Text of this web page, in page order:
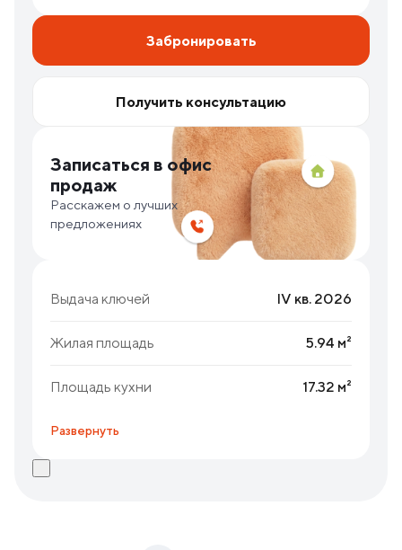
Забронировать
Получить консультацию
Записаться в офис
продаж
Расскажем о лучших
предложениях
Выдача ключей IV кв. 2026
Жилая площадь 5.94 м²
Площадь кухни 17.32 м²
Развернуть